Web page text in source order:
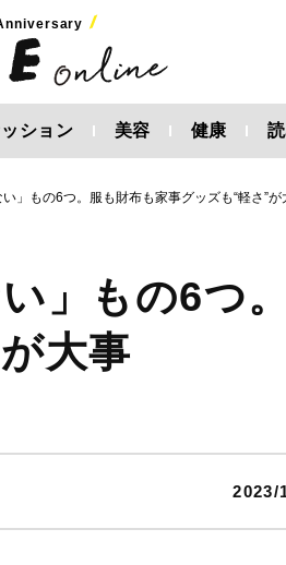
ション 美容 健康
」もの6つ。服も財布も家事グッズも“軽さ”が
」もの6つ。
大事
2023/